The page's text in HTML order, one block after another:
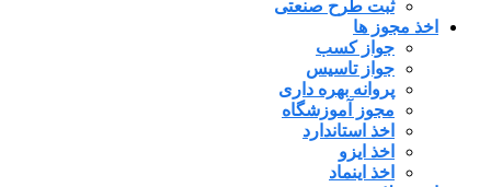
ثبت طرح صنعتی
اخذ مجوز ها
جواز کسب
جواز تاسیس
پروانه بهره داری
مجوز آموزشگاه
اخذ استاندارد
اخذ ایزو
اخذ اینماد